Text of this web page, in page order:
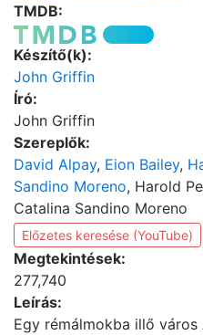
TMDB:
Készítő(k):
John Griffin
Író:
John Griffin
Szereplők:
David Alpay, Eion Bailey,
Sandino Moreno, Harold
Catalina Sandino Moreno
Előzetes keresése (YouTube)
Megtekintések:
277,740
Leírás:
Egy rémálmokba illő